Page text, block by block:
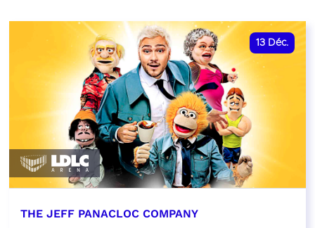
13 Déc.
THE JEFF PANACLOC COMPANY